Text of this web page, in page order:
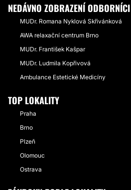
NEDÁVNO ZOBRAZENÍ ODBORNÍCI
MUDr. Romana Nyklová Skřivánková
AWA relaxační centrum Brno
MUDr. František Kašpar
MUDr. Ludmila Kopřivová
Ambulance Estetické Medicíny
TOP LOKALITY
Praha
Brno
Plzeň
Olomouc
Ostrava